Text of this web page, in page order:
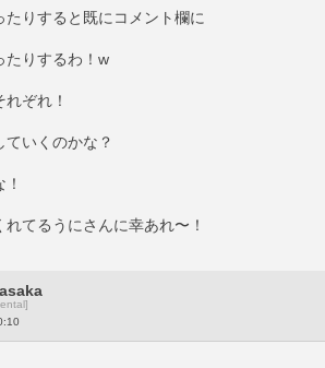
たりすると既にコメント欄に
たりするわ！w
ぞれ！
ていくのかな？
てるうにさんに幸あれ〜！